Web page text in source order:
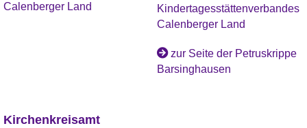
Calenberger Land
Kindertagesstättenverbandes
Calenberger Land
zur Seite der Petruskrippe
Barsinghausen
Kirchenkreisamt